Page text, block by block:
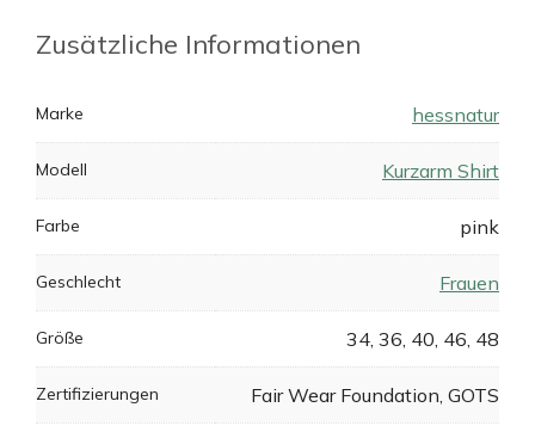
Zusätzliche Informationen
Marke hessnatur
Modell Kurzarm Shirt
Farbe pink
Geschlecht Frauen
Größe 34, 36, 40, 46, 48
Zertifizierungen Fair Wear Foundation, GOTS